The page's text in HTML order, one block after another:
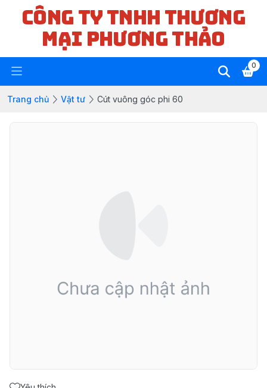
CÔNG TY TNHH THƯƠNG
MẠI PHƯƠNG THẢO
0
Trang chủ Vật tư Cút vuông góc phi 60